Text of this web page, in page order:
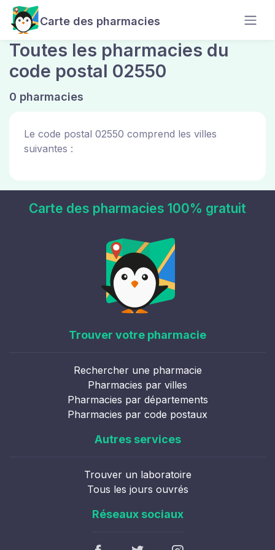
Carte des pharmacies
Toutes les pharmacies du
code postal 02550
0 pharmacies
Le code postal 02550 comprend les villes
suivantes :
Carte des pharmacies 100% gratuit
Trouver votre pharmacie
Rechercher une pharmacie
Pharmacies par villes
Pharmacies par départements
Pharmacies par code postaux
Autres services
Trouver un laboratoire
Tous les jours ouvrés
Réseaux sociaux